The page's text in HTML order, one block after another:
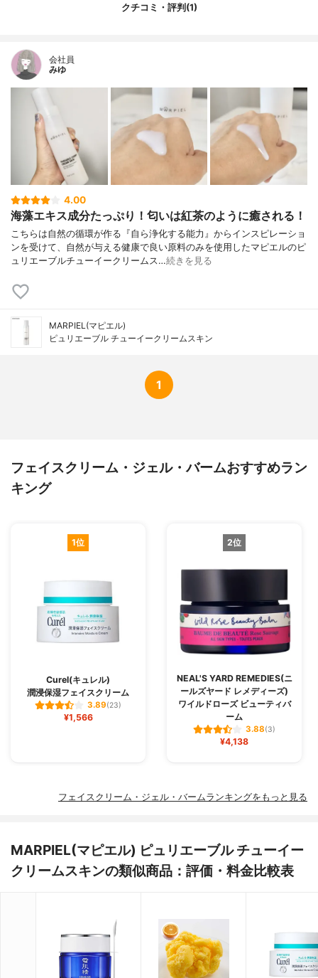
クチコミ・評判(1)
会社員
みゆ
4.00
海藻エキス成分たっぷり！匂いは紅茶のように癒される！
こちらは自然の循環が作る『自ら浄化する能力』からインスピレーショ
ンを受けて、自然が与える健康で良い原料のみを使用したマピエルのピ
ュリエーブルチューイークリームス…続きを見る
MARPIEL(マピエル)
ピュリエーブル チューイークリームスキン
1
フェイスクリーム・ジェル・バームおすすめラン
キング
1位
Curel(キュレル)
潤浸保湿フェイスクリーム
3.89(23)
¥1,566
2位
NEAL'S YARD REMEDIES(ニ
ールズヤード レメディーズ)
ワイルドローズ ビューティバ
ーム
3.88(3)
¥4,138
フェイスクリーム・ジェル・バームランキングをもっと見る
MARPIEL(マピエル) ピュリエーブル チューイー
クリームスキンの類似商品：評価・料金比較表